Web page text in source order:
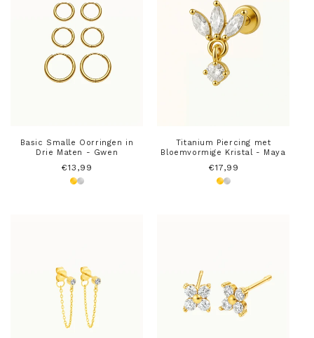
Basic Smalle Oorringen in
Drie Maten - Gwen
Normale
prijs
€13,99
Titanium Piercing met
Bloemvormige Kristal - Maya
Normale
prijs
€17,99